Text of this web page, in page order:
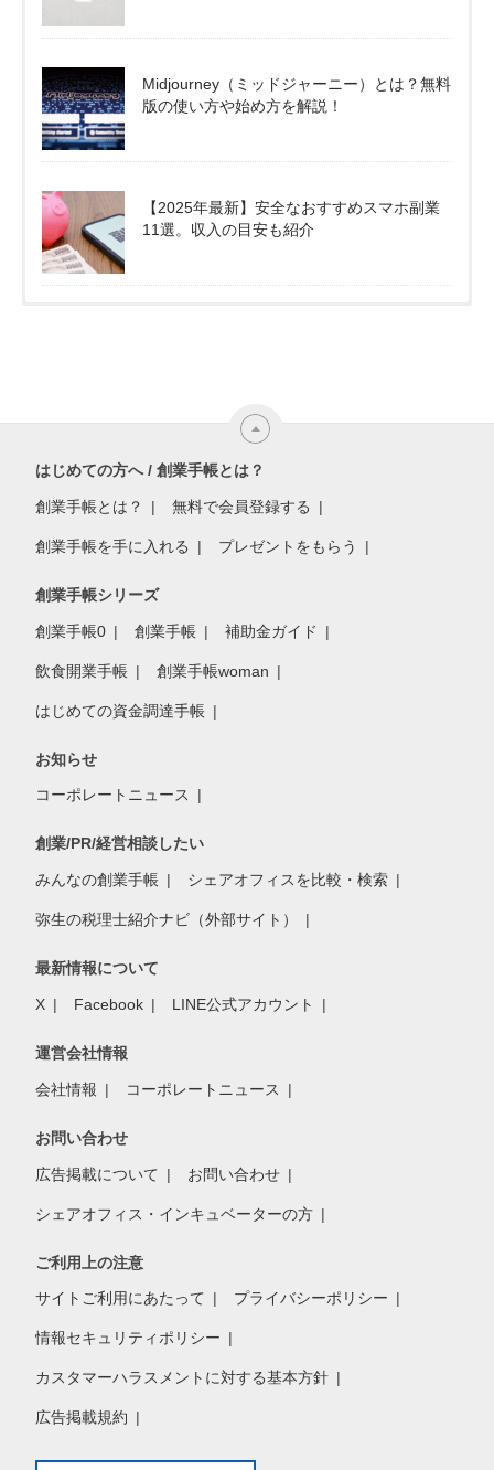
Midjourney（ミッドジャーニー）とは？無料
版の使い方や始め方を解説！
【2025年最新】安全なおすすめスマホ副業
11選。収入の目安も紹介
はじめての方へ / 創業手帳とは？
創業手帳とは？ 無料で会員登録する
創業手帳を手に入れる プレゼントをもらう
創業手帳シリーズ
創業手帳0 創業手帳 補助金ガイド
飲食開業手帳 創業手帳woman
はじめての資金調達手帳
お知らせ
コーポレートニュース
創業/PR/経営相談したい
みんなの創業手帳 シェアオフィスを比較・検索
弥生の税理士紹介ナビ（外部サイト）
最新情報について
X Facebook LINE公式アカウント
運営会社情報
会社情報 コーポレートニュース
お問い合わせ
広告掲載について お問い合わせ
シェアオフィス・インキュベーターの方
ご利用上の注意
サイトご利用にあたって プライバシーポリシー
情報セキュリティポリシー
カスタマーハラスメントに対する基本方針
広告掲載規約